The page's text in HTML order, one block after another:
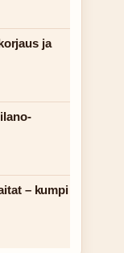
ja
– kumpi